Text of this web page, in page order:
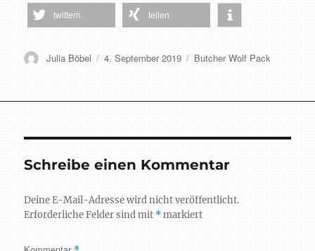
twittern teilen
Autor
Julia Böbel
Veröffentlicht
4. September 2019 Schlagwörter
Butcher Wolf Pack
Schreibe einen Kommentar
Deine E-Mail-Adresse wird nicht veröffentlicht.
Erforderliche Felder sind mit *markiert